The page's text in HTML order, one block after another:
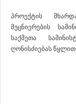
პროექტის
მეცნიერების
საქმეთა
ღონისძიებას